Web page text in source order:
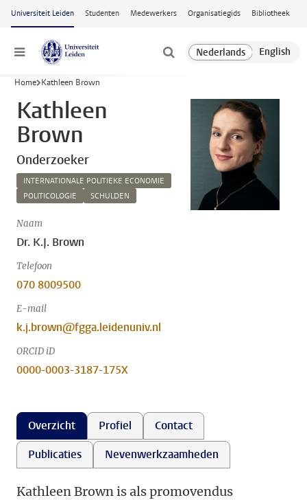
Ga naar hoofdinhoud
Universiteit Leiden Studenten Medewerkers Organisatiegids Bibliotheek
Menu
Home Kathleen Brown
Kathleen
Brown
Onderzoeker
INTERNATIONALE POLITIEKE ECONOMIE
POLITICOLOGIE
SCHULDEN
Naam
Dr. K.J. Brown
Telefoon
070 8009500
E-mail
k.j.brown@fgga.leidenuniv.nl
ORCID iD
0000-0003-3187-175X
Overzicht Profiel
Contact
Publicaties
Nevenwerkzaamheden
Kathleen Brown is als promovendus